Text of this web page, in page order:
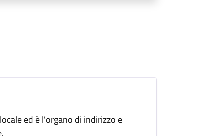
ed è l'organo di indirizzo e